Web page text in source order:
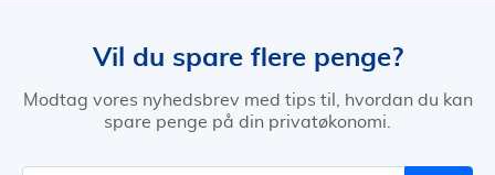
Vil du spare flere penge?
Modtag vores nyhedsbrev med tips til, hvordan du kan
spare penge på din privatøkonomi.